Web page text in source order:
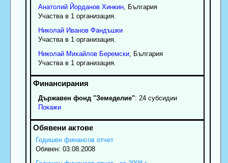
Анатолий Йорданов Хинкин, България
Участва в 1 организация.
Николай Иванов Фандъшки
Участва в 1 организация.
Николай Михайлов Беремски, България
Участва в 1 организация.
Държавен фонд "Земеделие": 24 субсидии
Покажи
Годишен финансов отчет
Обявен: 03.08.2008